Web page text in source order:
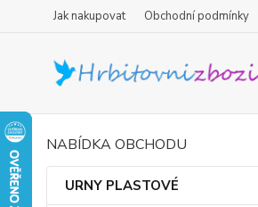
Jak nakupovat Obchodní podmínky
NABÍDKA OBCHODU
URNY PLASTOVÉ